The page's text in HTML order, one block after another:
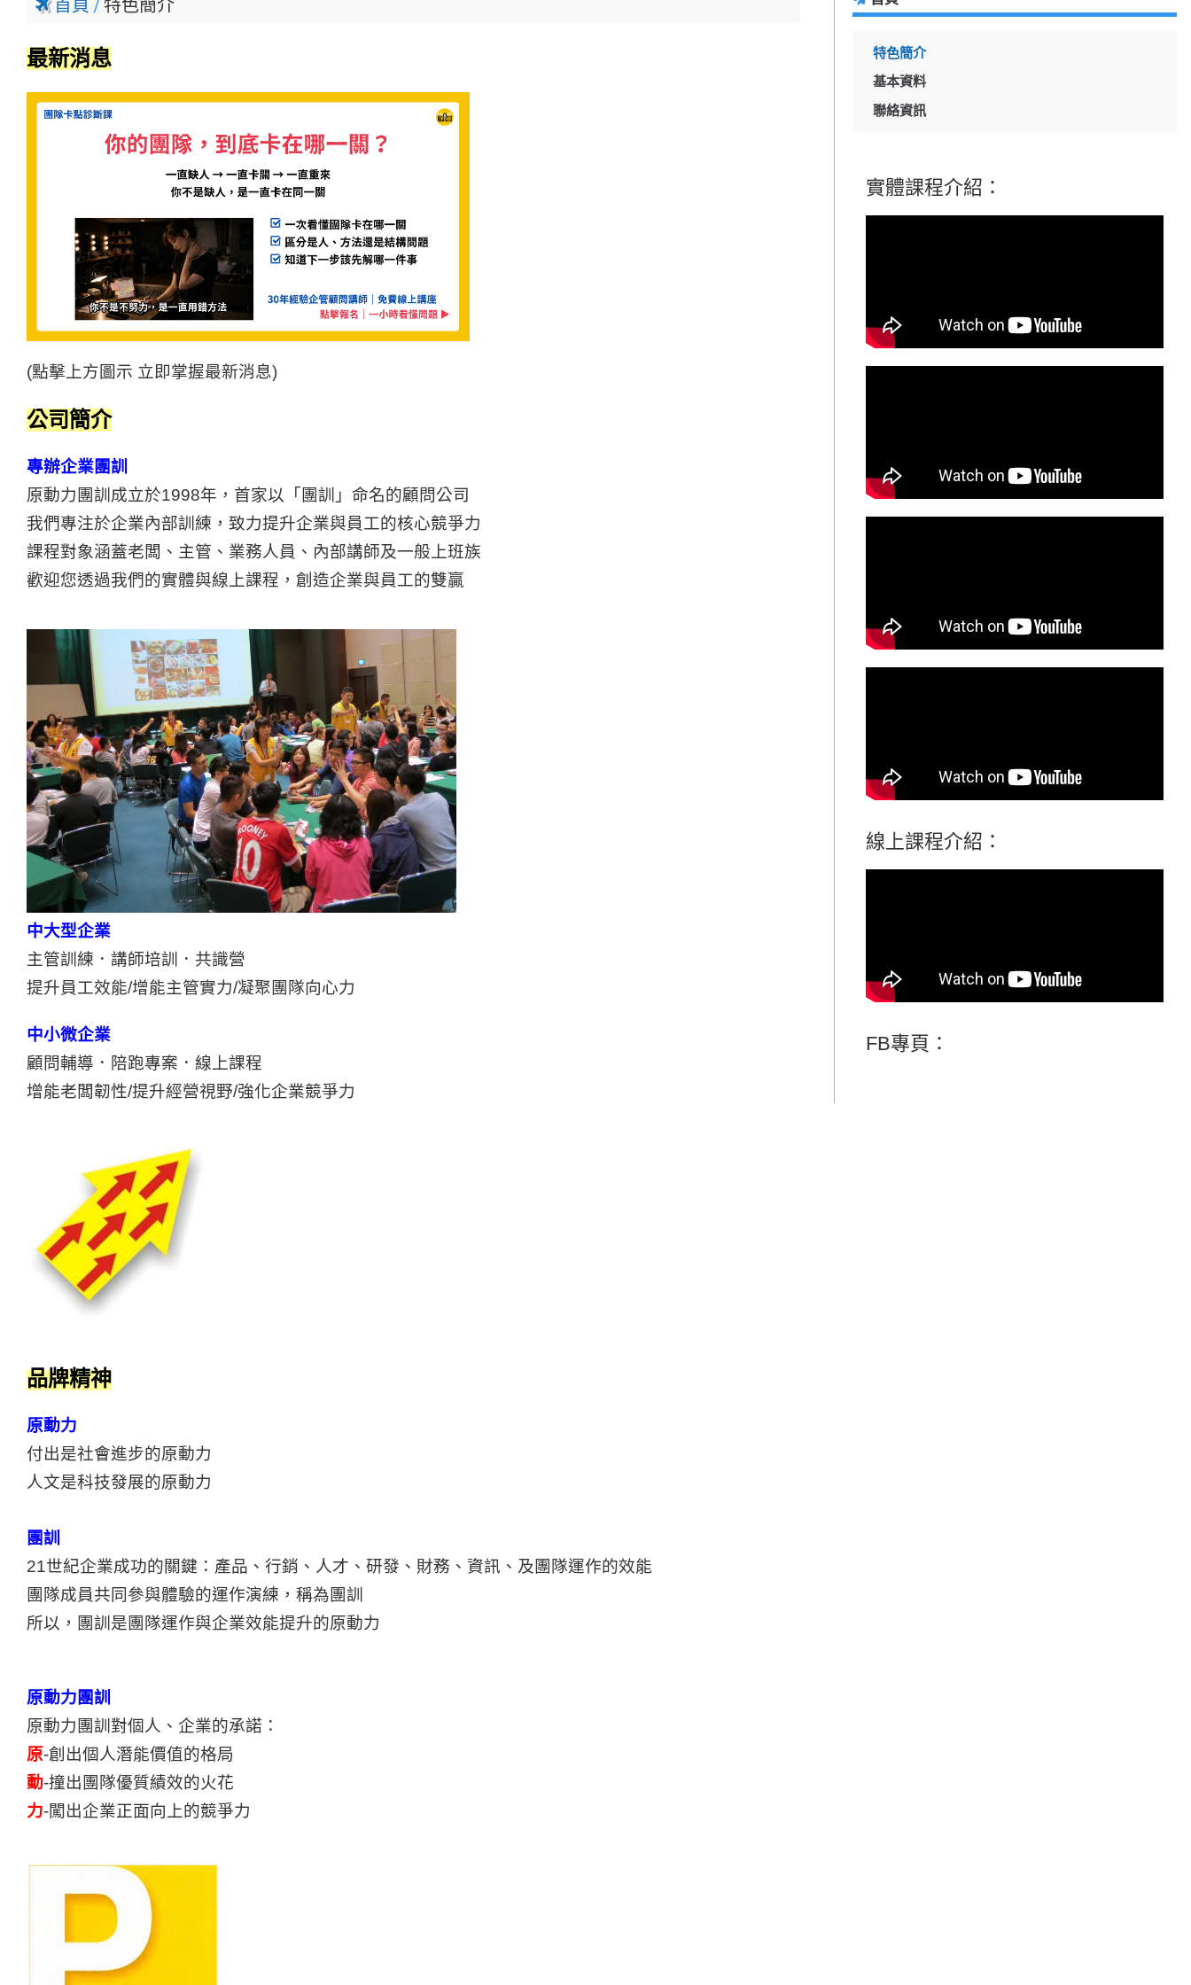
特色簡介
基本資料
聯絡資訊
實體課程介紹：
線上課程介紹：
FB專頁：
首頁 特色簡介
最新消息
(點擊上方圖示 立即掌握最新消息)
公司簡介
專辦企業團訓
原動力團訓成立於1998年，首家以「團訓」命名的顧問公司
我們專注於企業內部訓練，致力提升企業與員工的核心競爭力
課程對象涵蓋老闆、主管、業務人員、內部講師及一般上班族
歡迎您透過我們的實體與線上課程，創造企業與員工的雙贏
中大型企業
主管訓練．講師培訓．共識營
提升員工效能/增能主管實力/凝聚團隊向心力
中小微企業
顧問輔導．陪跑專案．線上課程
增能老闆韌性/提升經營視野/強化企業競爭力
品牌精神
原動力
付出是社會進步的原動力
人文是科技發展的原動力
團訓
21世紀企業成功的關鍵：產品、行銷、人才、研發、財務、資訊、及團隊運作的效能
團隊成員共同參與體驗的運作演練，稱為團訓
所以，團訓是團隊運作與企業效能提升的原動力
原動力團訓
原動力團訓對個人、企業的承諾：
原-創出個人潛能價值的格局
動-撞出團隊優質績效的火花
力-闖出企業正面向上的競爭力